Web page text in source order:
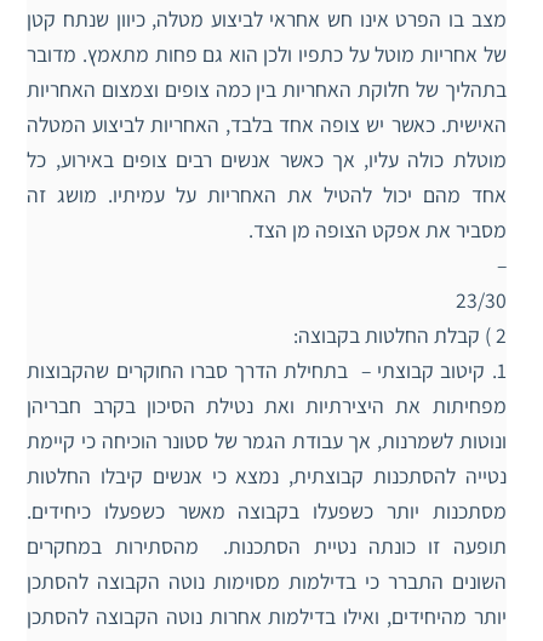
מצב בו הפרט אינו חש אחראי לביצוע מטלה, כיוון שנתח קטן
של אחריות מוטל על כתפיו ולכן הוא גם פחות מתאמץ. מדובר
בתהליך של חלוקת האחריות בין כמה צופים וצמצום האחריות
האישית. כאשר יש צופה אחד בלבד, האחריות לביצוע המטלה
מוטלת כולה עליו, אך כאשר אנשים רבים צופים באירוע, כל
אחד מהם יכול להטיל את האחריות על עמיתיו. מושג זה
מסביר את אפקט הצופה מן הצד.
–
23/30
2 ) קבלת החלטות בקבוצה:
1. קיטוב קבוצתי – בתחילת הדרך סברו החוקרים שהקבוצות
מפחיתות את היצירתיות ואת נטילת הסיכון בקרב חבריהן
ונוטות לשמרנות, אך עבודת הגמר של סטונר הוכיחה כי קיימת
נטייה להסתכנות קבוצתית, נמצא כי אנשים קיבלו החלטות
מסתכנות יותר כשפעלו בקבוצה מאשר כשפעלו כיחידים.
תופעה זו כונתה נטיית הסתכנות. מהסתירות במחקרים
השונים התברר כי בדילמות מסוימות נוטה הקבוצה להסתכן
יותר מהיחידים, ואילו בדילמות אחרות נוטה הקבוצה להסתכן